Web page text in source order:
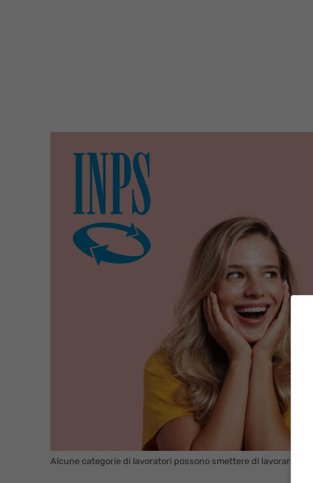
Alcune categorie di lavoratori possono smettere di lavorare in